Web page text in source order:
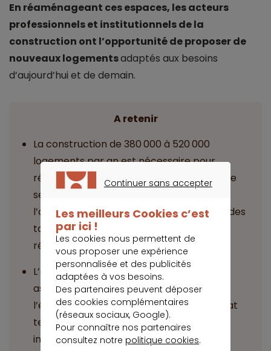
En réaménageant ces espaces, les acteurs
professionnels et institutionnels de la
construction ont l’opportunité de proposer de
nouveaux logementsadaptés aux besoins
d’aujourd’hui et de demain.
A retenir
La construction de 380 000 à 520 000
logements par an est nécessaire pour
répondre à la demande croissante, mais le
secteur est en difficulté en raison de
l’augmentation des coûts des matériaux, des
taux d’intérêt et des contraintes
réglementaires.
L’évolution des structures familiales et les
aspirations des Français favorisent
l’émergence de nouveaux modes d’habitat
tels que le coliving et l’habitat
intergénérationnel.
Continuer sans accepter
Les meilleurs Cookies c’est
par ici !
Les cookies nous permettent de
vous proposer une expérience
personnalisée et des publicités
adaptées à vos besoins.
Des partenaires peuvent déposer
des cookies complémentaires
(réseaux sociaux, Google).
Pour connaître nos partenaires
consultez notre politique cookies.